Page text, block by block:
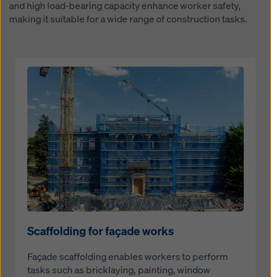
and high load-bearing capacity enhance worker safety,
making it suitable for a wide range of construction tasks.
Open
Scaffolding for façade works
Façade scaffolding enables workers to perform
tasks such as bricklaying, painting, window